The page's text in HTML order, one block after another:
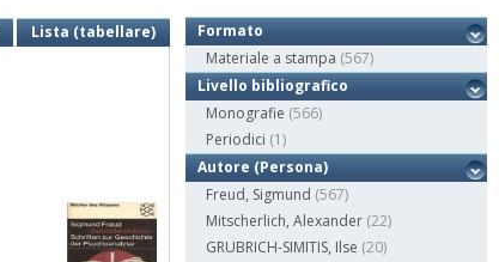
Lista (tabellare)
Formato
Materiale a stampa (567)
Livello bibliografico
Monografie (566)
Periodici (1)
Autore (Persona)
Freud, Sigmund (567)
Mitscherlich, Alexander (22)
GRUBRICH-SIMITIS, Ilse (20)